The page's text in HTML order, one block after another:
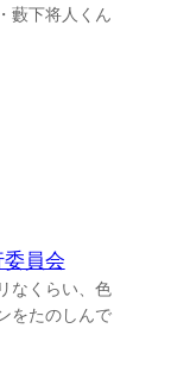
藪下将人くん
員会
なくらい、色
をたのしんで